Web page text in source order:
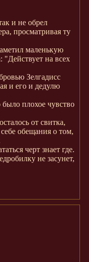
и не обрел
просматривая ту
маленькую
"Действует на всех
Зелгадисс
и его и дедулю
плохое чувство
от свитка,
обещания о том,
черт знает где.
не засунет,